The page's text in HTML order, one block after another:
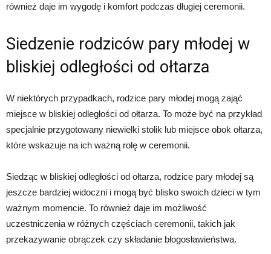
również daje im wygodę i komfort podczas długiej ceremonii.
Siedzenie rodziców pary młodej w
bliskiej odległości od ołtarza
W niektórych przypadkach, rodzice pary młodej mogą zająć
miejsce w bliskiej odległości od ołtarza. To może być na przykład
specjalnie przygotowany niewielki stolik lub miejsce obok ołtarza,
które wskazuje na ich ważną rolę w ceremonii.
Siedząc w bliskiej odległości od ołtarza, rodzice pary młodej są
jeszcze bardziej widoczni i mogą być blisko swoich dzieci w tym
ważnym momencie. To również daje im możliwość
uczestniczenia w różnych częściach ceremonii, takich jak
przekazywanie obrączek czy składanie błogosławieństwa.